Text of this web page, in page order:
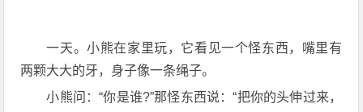
一天。小熊在家里玩，它看见一个怪东西，嘴里有
两颗大大的牙，身子像一条绳子。
小熊问：“你是谁?”那怪东西说：“把你的头伸过来，